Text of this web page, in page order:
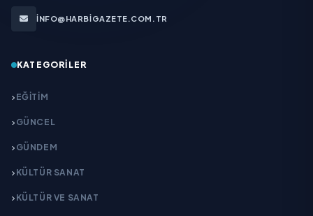
INFO@HARBIGAZETE.COM.TR
KATEGORILER
EĞITIM
GÜNCEL
GÜNDEM
KÜLTÜR SANAT
KÜLTÜR VE SANAT